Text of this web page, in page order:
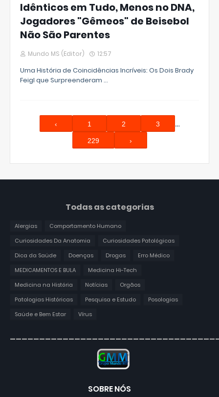
Idênticos em Tudo, Menos no DNA,
Jogadores "Gêmeos" de Beisebol
Não São Parentes
Mundo MS (Editor) 12:57
Uma História de Coincidências Incríveis: Os Dois Brady
Feigl que Surpreenderam …
‹ 1 2 3 …
229 ›
Todas as categorias
Alergias
Comportamento Humano
Curiosidades Da Anatomia
Curiosidades Patológicas
Dica da Saúde
Doenças Drogas
Erro Médico
MEDICAMENTOS E BULA
Medicina Hi-Tech
Medicina na História
Notícias
Orgãos
Patologias Históricas
Pesquisa e Estudo
Posologias
Saúde e Bem Estar
Vírus
SOBRE NÓS